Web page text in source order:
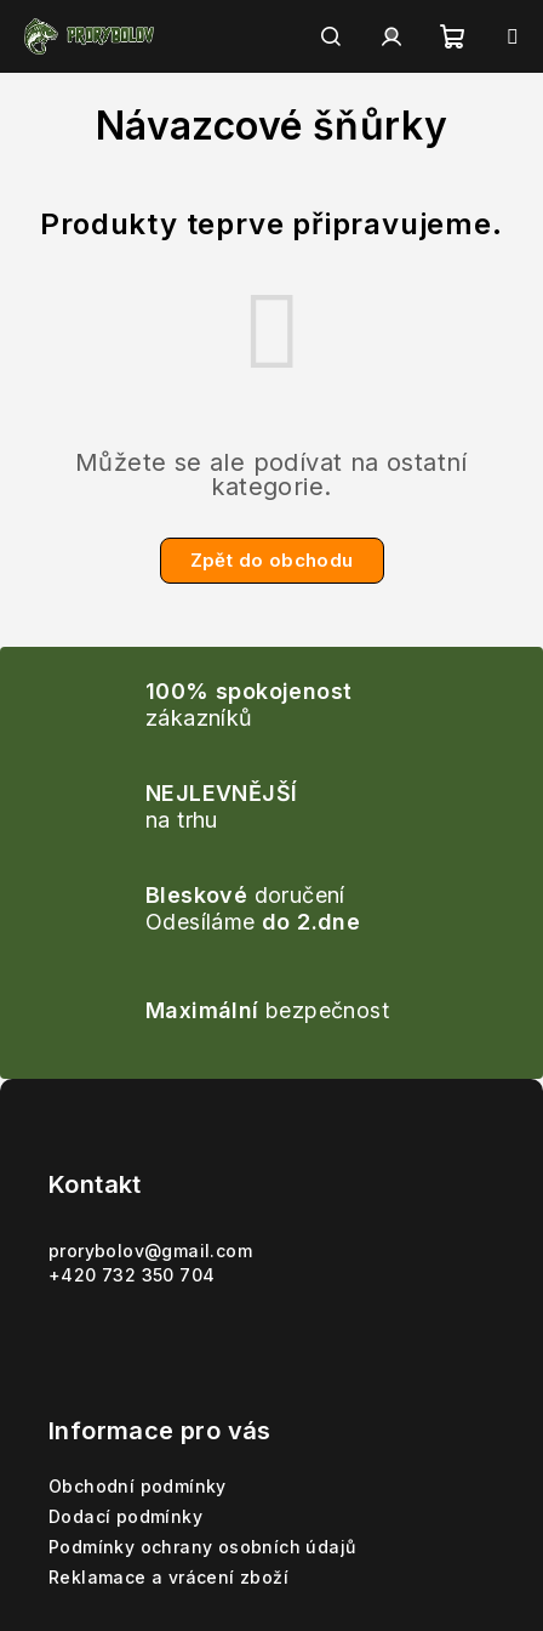
obsah
HledatPřihlášení
Návazcové šňůrky
Produkty teprve připravujeme.
Můžete se ale podívat na ostatní
kategorie.
Zpět do obchodu
100% spokojenost
zákazníků
NEJLEVNĚJŠÍ
na trhu
Bleskové doručení
Odesíláme do 2.dne
Maximální bezpečnost
Kontakt
prorybolov@gmail.com
+420 732 350 704
Informace pro vás
Obchodní podmínky
Dodací podmínky
Podmínky ochrany osobních údajů
Reklamace a vrácení zboží